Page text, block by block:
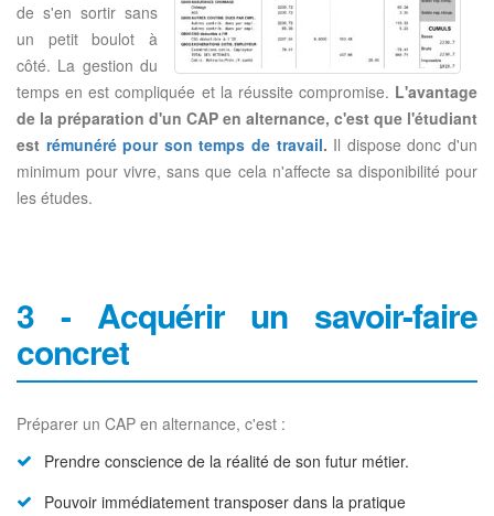
de s'en sortir sans
un petit boulot à
côté. La gestion du
temps en est compliquée et la réussite compromise. L'avantage
de la préparation d'un CAP en alternance, c'est que l'étudiant
est rémunéré pour son temps de travail. Il dispose donc d'un
minimum pour vivre, sans que cela n'affecte sa disponibilité pour
les études.
3 - Acquérir un savoir-faire
concret
Préparer un CAP en alternance, c'est :
Prendre conscience de la réalité de son futur métier.
Pouvoir immédiatement transposer dans la pratique